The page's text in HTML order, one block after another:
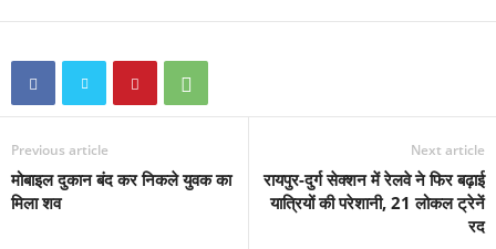
Previous article
मोबाइल दुकान बंद कर निकले युवक का
मिला शव
Next article
रायपुर-दुर्ग सेक्शन में रेलवे ने फिर बढ़ाई
यात्रियों की परेशानी, 21 लोकल ट्रेनें
रद